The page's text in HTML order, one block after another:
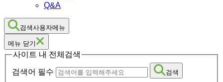
Q&A
검색사용자메뉴
메뉴 닫기
사이트 내 전체검색
검색어 필수 검색